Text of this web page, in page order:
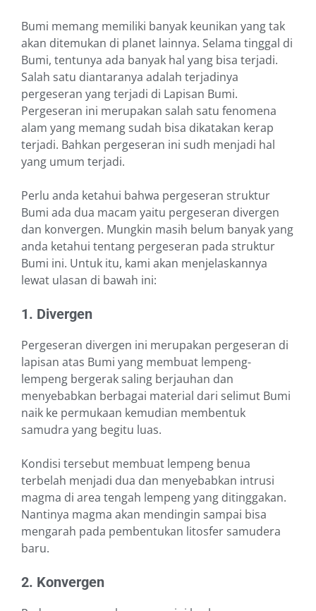
Bumi memang memiliki banyak keunikan yang tak
akan ditemukan di planet lainnya. Selama tinggal di
Bumi, tentunya ada banyak hal yang bisa terjadi.
Salah satu diantaranya adalah terjadinya
pergeseran yang terjadi di Lapisan Bumi.
Pergeseran ini merupakan salah satu fenomena
alam yang memang sudah bisa dikatakan kerap
terjadi. Bahkan pergeseran ini sudh menjadi hal
yang umum terjadi.
Perlu anda ketahui bahwa pergeseran struktur
Bumi ada dua macam yaitu pergeseran divergen
dan konvergen. Mungkin masih belum banyak yang
anda ketahui tentang pergeseran pada struktur
Bumi ini. Untuk itu, kami akan menjelaskannya
lewat ulasan di bawah ini:
1. Divergen
Pergeseran divergen ini merupakan pergeseran di
lapisan atas Bumi yang membuat lempeng-
lempeng bergerak saling berjauhan dan
menyebabkan berbagai material dari selimut Bumi
naik ke permukaan kemudian membentuk
samudra yang begitu luas.
Kondisi tersebut membuat lempeng benua
terbelah menjadi dua dan menyebabkan intrusi
magma di area tengah lempeng yang ditinggakan.
Nantinya magma akan mendingin sampai bisa
mengarah pada pembentukan litosfer samudera
baru.
2. Konvergen